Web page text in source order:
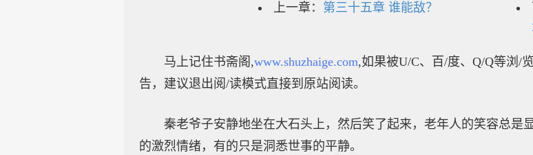
上一章： 第三十五章 谁能敌？
马上记住书斋阁,www.shuzhaige.com,如果被U/C、百/度、Q/Q等浏/
告，建议退出阅/读模式直接到原站阅读。
秦老爷子安静地坐在大石头上，然后笑了起来，老年人的笑容总是
的激烈情绪，有的只是洞悉世事的平静。